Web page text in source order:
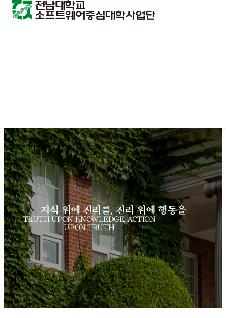
지식 위에 진리를, 진리 위에 행동을
TRUTH UPON KNOWLEDGE, ACTION
UPON TRUTH